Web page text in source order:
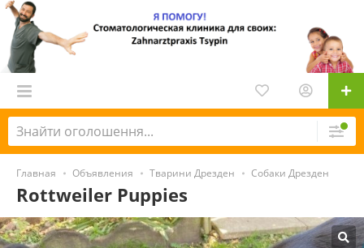
Главная Объявления Тварини Дрезден Собаки Дрезден
Rottweiler Puppies